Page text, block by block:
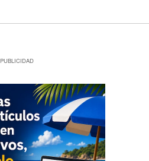
PUBLICIDAD